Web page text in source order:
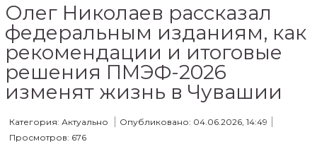
Олег Николаев рассказал
федеральным изданиям, как
рекомендации и итоговые
решения ПМЭФ-2026
изменят жизнь в Чувашии
Категория: Актуально
Опубликовано: 04.06.2026, 14:49
Просмотров: 676